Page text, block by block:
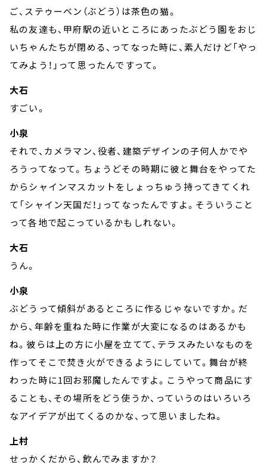
ご、ステゥーベン（ぶどう）は茶色の猫。
私の友達も、甲府駅の近いところにあったぶどう園をおじ
いちゃんたちが閉める、ってなった時に、素人だけど「やっ
てみよう！」って思ったんですって。
大石
すごい。
小泉
それで、カメラマン、役者、建築デザインの子何人かでや
ろうってなって。ちょうどその時期に彼と舞台をやってた
からシャインマスカットをしょっちゅう持ってきてくれ
て「シャイン天国だ！」ってなったんですよ。そういうこと
って各地で起こっているかもしれない。
大石
うん。
小泉
ぶどうって傾斜があるところに作るじゃないですか。だ
から、年齢を重ねた時に作業が大変になるのはあるかも
ね。彼らは上の方に小屋を立てて、テラスみたいなものを
作ってそこで焚き火ができるようにしていて。舞台が終
わった時に1回お邪魔したんですよ。こうやって商品にす
ることも、その場所をどう使うか、っていうのはいろいろ
なアイデアが出てくるのかな、って思いましたね。
上村
せっかくだから、飲んでみますか？